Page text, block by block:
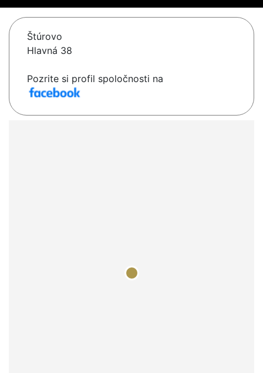
Štúrovo
Hlavná 38
Pozrite si profil spoločnosti na